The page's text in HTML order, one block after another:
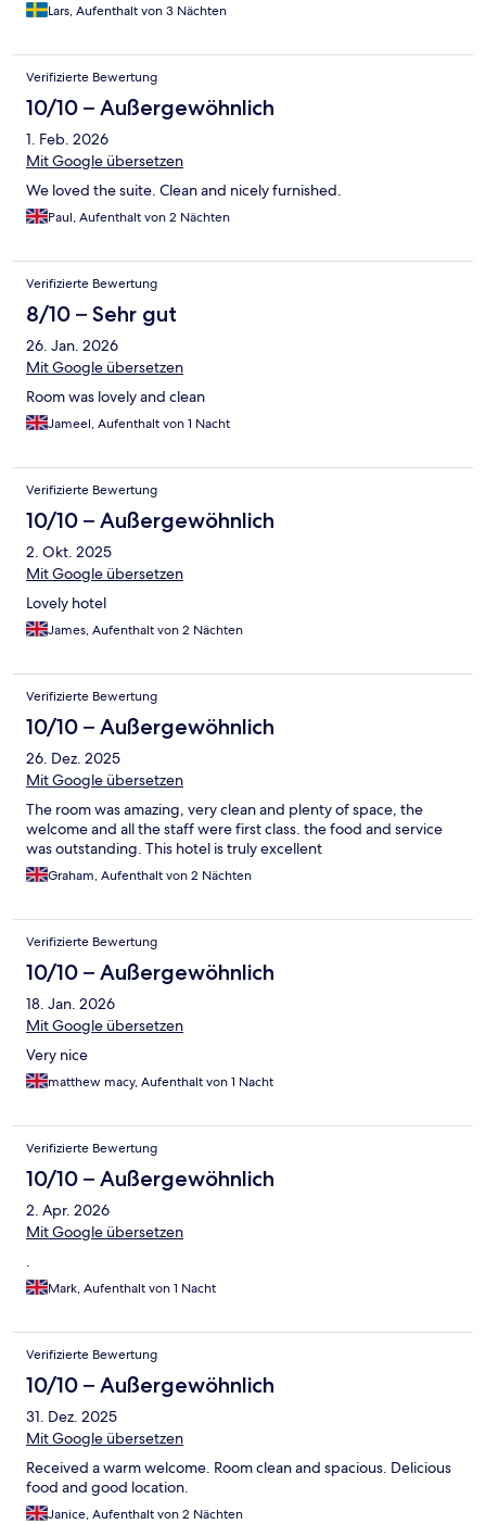
Lars, Aufenthalt von 3 Nächten
Verifizierte Bewertung
10/10 – Außergewöhnlich
1. Feb. 2026
Mit Google übersetzen
We loved the suite. Clean and nicely furnished.
Paul, Aufenthalt von 2 Nächten
Verifizierte Bewertung
8/10 – Sehr gut
26. Jan. 2026
Mit Google übersetzen
Room was lovely and clean
Jameel, Aufenthalt von 1 Nacht
Verifizierte Bewertung
10/10 – Außergewöhnlich
2. Okt. 2025
Mit Google übersetzen
Lovely hotel
James, Aufenthalt von 2 Nächten
Verifizierte Bewertung
10/10 – Außergewöhnlich
26. Dez. 2025
Mit Google übersetzen
The room was amazing, very clean and plenty of space, the
welcome and all the staff were first class. the food and service
was outstanding. This hotel is truly excellent
Graham, Aufenthalt von 2 Nächten
Verifizierte Bewertung
10/10 – Außergewöhnlich
18. Jan. 2026
Mit Google übersetzen
Very nice
matthew macy, Aufenthalt von 1 Nacht
Verifizierte Bewertung
10/10 – Außergewöhnlich
2. Apr. 2026
Mit Google übersetzen
.
Mark, Aufenthalt von 1 Nacht
Verifizierte Bewertung
10/10 – Außergewöhnlich
31. Dez. 2025
Mit Google übersetzen
Received a warm welcome. Room clean and spacious. Delicious
food and good location.
Janice, Aufenthalt von 2 Nächten